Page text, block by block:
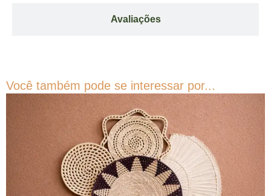
Avaliações
Você também pode se interessar por...